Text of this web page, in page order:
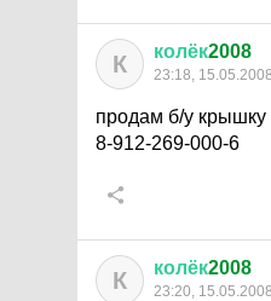
К колёк2008
23:18,
продам б/у
8-912-269-000-6
К колёк2008
23:20,